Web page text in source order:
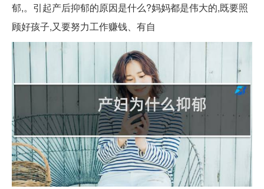
郁,。引起产后抑郁的原因是什么?妈妈都是伟大的,既要照
顾好孩子,又要努力工作赚钱、有自